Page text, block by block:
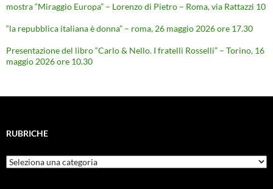
mostra “Miraggio Europa” – Lorenzo di Pietro – Roma, via Rattazzi 10
“la repubblica italiana è donna” – roma, 26 maggio 2026 ore 17.30
Presentazione del libro “Carlo & Nello. I fratelli Rosselli” – Torino, 16
maggio 2026 ore 10.30
RUBRICHE
Rubriche